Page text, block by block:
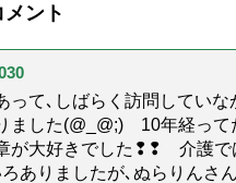
ント
って､しばらく訪問してい
ました(@_@;) 10年経っ
が大好きでした❢❢ 介護で
ろありましたが､ぬらりんさ